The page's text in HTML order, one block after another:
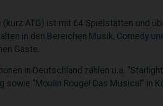
ATG) ist mit 64 Spielstätten und
in den Bereichen Musik, Comedy
Gäste.
in Deutschland zählen u.a.
sowie “Moulin Rouge! Das Musical” in